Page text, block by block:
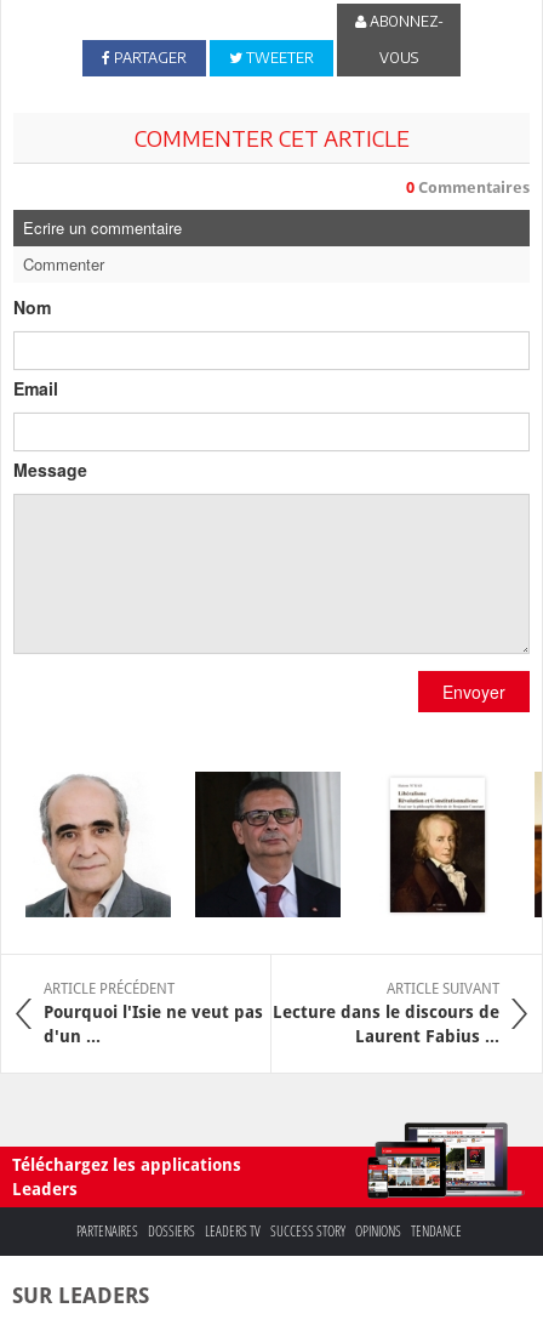
PARTAGER TWEETER
ABONNEZ-
VOUS
COMMENTER CET ARTICLE
0 Commentaires
Ecrire un commentaire
Commenter
Nom
Email
Message
Envoyer
ARTICLE PRÉCÉDENT
Pourquoi l'Isie ne veut pas
d'un ...
ARTICLE SUIVANT
Lecture dans le discours de
Laurent Fabius ...
Téléchargez les applications
Leaders
PARTENAIRES DOSSIERS LEADERS TV SUCCESS STORY OPINIONS TENDANCE
SUR LEADERS